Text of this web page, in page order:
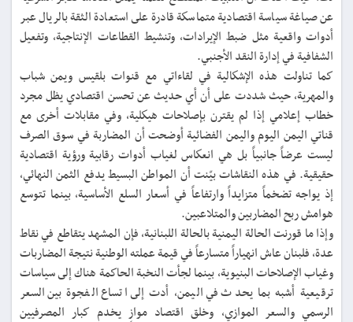
عن صياغة سياسة اقتصادية متماسكة قادرة على استعادة الثقة بالريال عبر
أدوات واقعية مثل ضبط الإيرادات، وتنشيط القطاعات الإنتاجية، وتفعيل
الشفافية في إدارة النقد الأجنبي.
كما تناولت هذه الإشكالية في لقاءاتي مع قنوات بلقيس ويمن شباب
والمهرية، حيث شددت على أن أي حديث عن تحسن اقتصادي يظل مجرد
خطاب إعلامي إذا لم يقترن بإصلاحات هيكلية، وفي مقابلات أخرى مع
قناتي اليمن اليوم واليمن الفضائية أوضحت أن المضاربة في سوق الصرف
ليست عرضاً جانبياً بل هي انعكاس لغياب أدوات رقابية ورؤية اقتصادية
حقيقية. في هذه النقاشات بيّنت أن المواطن البسيط يدفع الثمن النهائي،
إذ يواجه تضخماً متزايداً وارتفاعاً في أسعار السلع الأساسية، بينما تتوسع
هوامش ربح المضاربين والمتلاعبين.
وإذا ما قورنت الحالة اليمنية بالحالة اللبنانية، فإن المشهد يتقاطع في نقاط
عدة، فلبنان عاش انهياراً متسارعاً في قيمة عملته الوطنية نتيجة المضاربات
وغياب الإصلاحات البنيوية، بينما لجأت النخبة الحاكمة هناك إلى سياسات
ترقيعية أشبه بما يحدث في اليمن، أدت إلى اتساع الفجوة بين السعر
الرسمي والسعر الموازي، وخلق اقتصاد موازٍ يخدم كبار المصرفيين